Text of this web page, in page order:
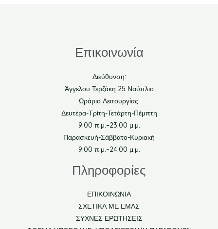
Επικοινωνία
Διεύθυνση:
Άγγελου Τερζάκη 25 Ναύπλιο
Ωράριο Λειτουργίας:
Δευτέρα-Τρίτη-Τετάρτη-Πέμπτη
9:00 π.μ.–23:00 μ.μ.
Παρασκευή-Σάββατο-Κυριακή
9:00 π.μ.–24:00 μ.μ.
Πληροφορίες
ΕΠΙΚΟΙΝΩΝΙΑ
ΣΧΕΤΙΚΑ ΜΕ ΕΜΑΣ
ΣΥΧΝΕΣ ΕΡΩΤΗΣΕΙΣ